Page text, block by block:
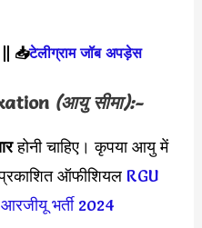
📥टेलीग्राम जॉब अपड़ेस
(आयु सीमा):-
होनी चाहिए। कृपया आयु में
ऑफीशियल RGU
आरजीयू भर्ती 2024